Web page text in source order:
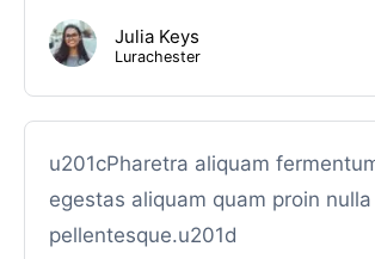
Julia Keys
Lurachester
u201cPharetra aliquam
egestas aliquam quam proin
pellentesque.u201d